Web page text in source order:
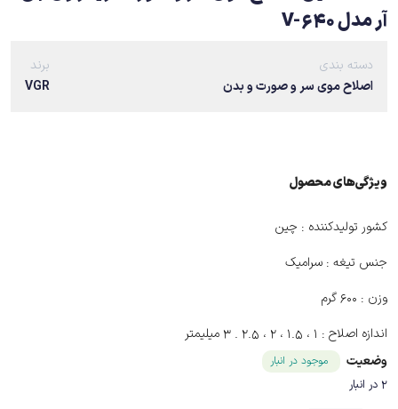
آر مدل V-640
دسته بندی
اصلاح موی سر و صورت و بدن
برند
VGR
ویژگی‌های ﻣﺤﺼﻮل
کشور تولیدکننده : چین
جنس تیغه : سرامیک
وزن : ۶۰۰ گرم
اندازه اصلاح : ۱ ، ۱.۵ ، ۲ ، ۲.۵ . ۳ میلیمتر
وضعیت
موجود در انبار
2 در انبار